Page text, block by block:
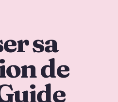
gratuits sa
de